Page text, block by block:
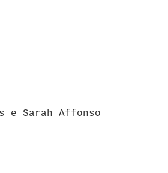
e Sarah Affonso